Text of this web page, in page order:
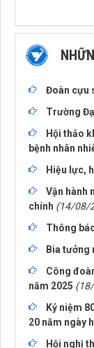
Đoàn cựu
Trường
Hội thảo
bệnh nhân
Hiệu lực,
Vận hành
chính (14/08/
Thông
Bia tưởng
Công
năm 2025
Kỷ niệm
20 năm ngày
Hội nghị